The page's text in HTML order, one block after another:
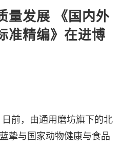
量发展 《国内外
准精编》在进博
前，由通用磨坊旗下的北
挚与国家动物健康与食品